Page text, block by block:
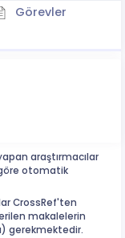
Görevler
araştırmacılar
otomatik
CrossRef'ten
makalelerin
gerekmektedir.